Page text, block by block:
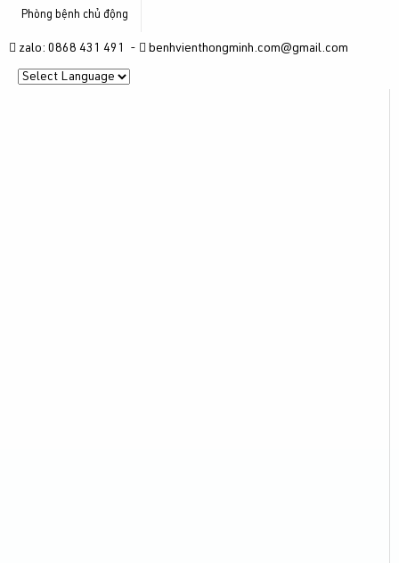
Phòng bệnh chủ động
zalo: 0868 431 491 - benhvienthongminh.com@gmail.com